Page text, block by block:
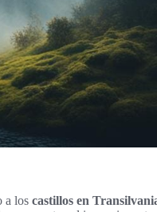
a los castillos en